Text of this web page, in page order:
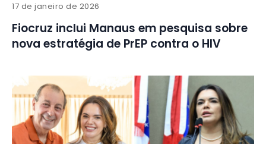
17 de janeiro de 2026
Fiocruz inclui Manaus em pesquisa sobre
nova estratégia de PrEP contra o HIV